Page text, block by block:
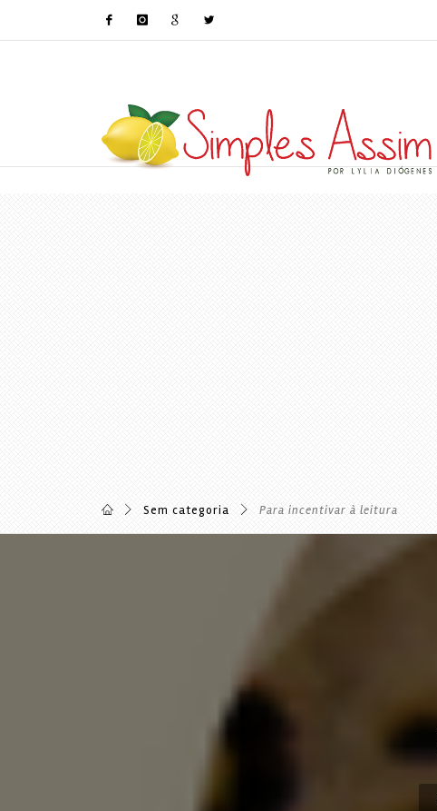
Sem categoria Para incentivar à leitura